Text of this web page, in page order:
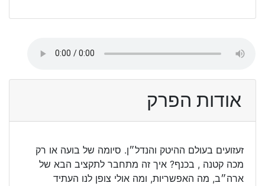
אודות הפרק
זעזועים בעולם ההיטק והנדל״ן. סיומה של בועה או רק
מכה קטנה , בכנף? איך זה מתחבר לתקציב הבא של
ארה״ב, מה האפשריות, ומה אולי צופן לנו העתיד